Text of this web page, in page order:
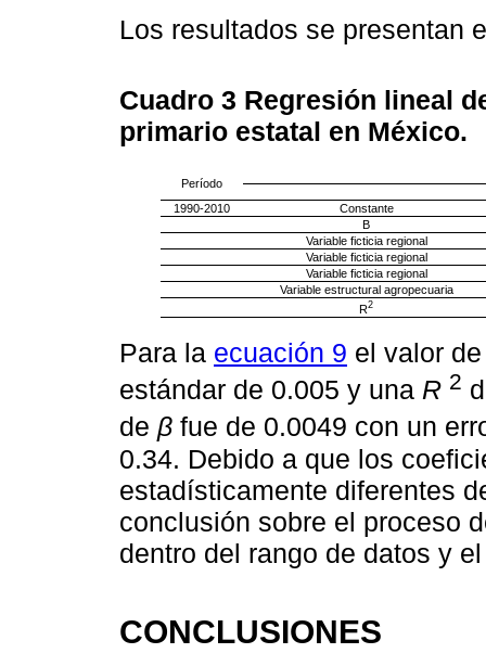
Los resultados se presentan
Cuadro 3 Regresión lineal
primario estatal en México.
Período
1990-2010
Constante
B
Variable ficticia regional
Variable ficticia regional
Variable ficticia regional
Variable estructural agropecuaria
R2
Para la ecuación 9 el valor
estándar de 0.005 y una R 2
de β fue de 0.0049 con un
0.34. Debido a que los
estadísticamente diferentes
conclusión sobre el proceso
dentro del rango de datos y
CONCLUSIONES